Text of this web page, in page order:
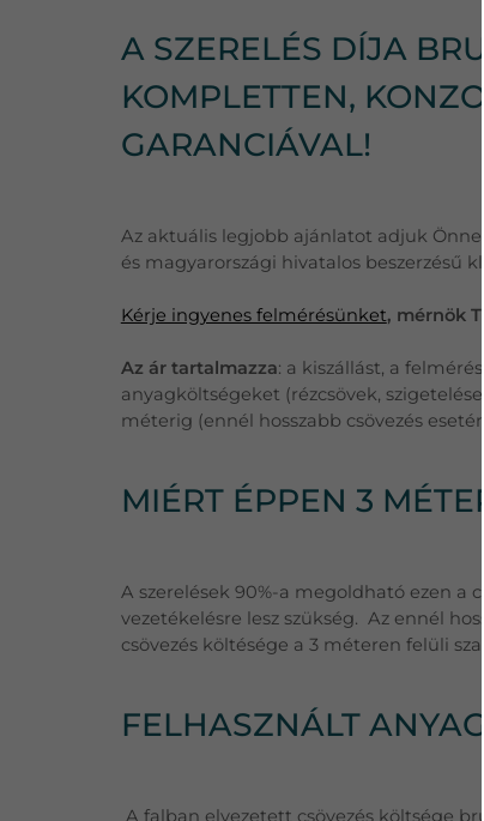
A SZERELÉS DÍJA
KOMPLETTEN,
GARANCIÁVAL!
Az aktuális legjobb ajánlatot adjuk
és magyarországi hivatalos beszerzésű
Kérje ingyenes felmérésünket, mérnök
Az ár tartalmazza: a kiszállást, a
anyagköltségeket (rézcsövek,
méterig (ennél hosszabb csövezés
MIÉRT ÉPPEN 3
A szerelések 90%-a megoldható ezen a
vezetékelésre lesz szükség. Az ennél
csövezés költésége a 3 méteren felüli
FELHASZNÁLT
A falban elvezetett csövezés költsége